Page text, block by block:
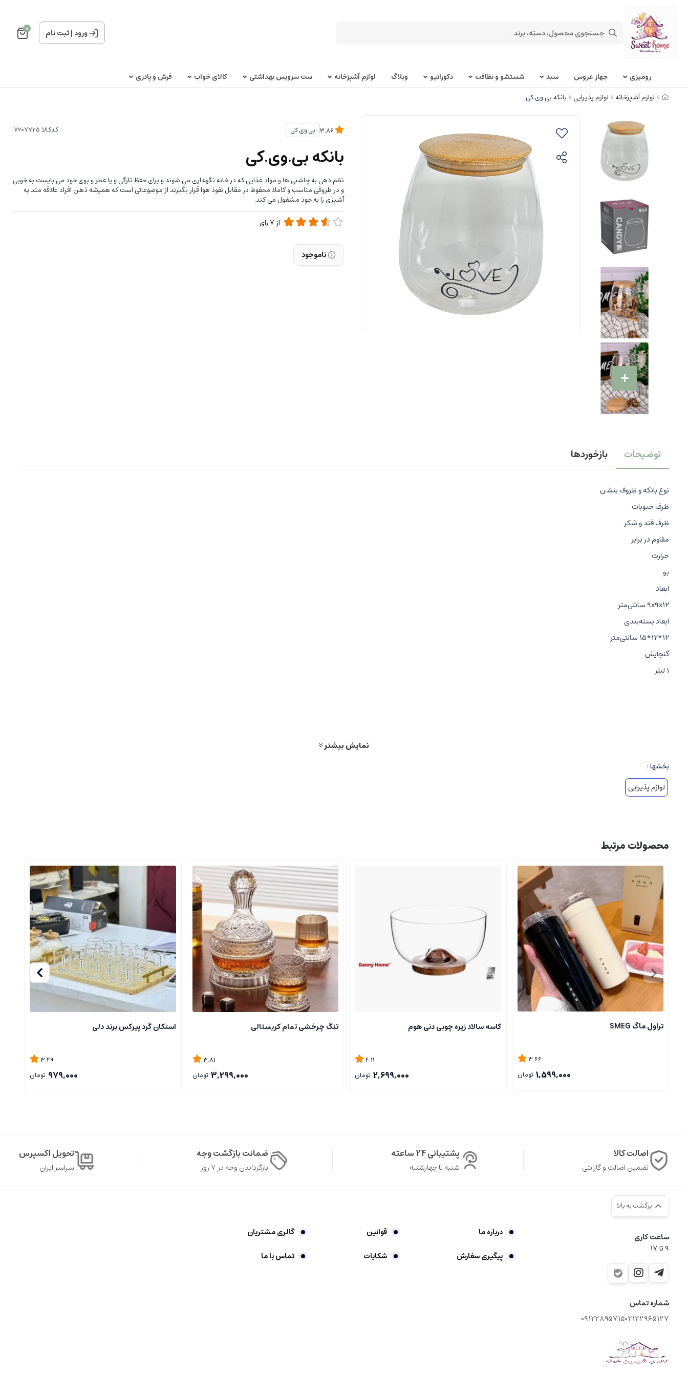
ورود|ثبت نام 0
روميزی جهاز عروس سبد شستشو و نظافت دکوراتیو وبلاگ لوازم آشپزخانه ست سرویس بهداشتی کالای خواب
فرش و پادری
لوازم آشپزخانه
لوازم پذیرایی بانکه بی.وی.کی
بی وی کی کدکالا:
بانکه بی.وی.کی
نظم دهی به چاشنی ها و مواد غذایی که در خانه نگهداری می شوند و برای حفظ تازگی و یا عطر و بوی خود می بایست به خوبی
و در ظروفی مناسب و کاملا محفوظ در مقابل نفوذ هوا قرار بگیرند از موضوعاتی است که همیشه ذهن افراد علاقه مند به
آشپزی را به خود مشغول می کند.
از7رای
ناموجود
توضیحات بازخوردها
نوع بانکه و ظروف بنشن
ظرف حبوبات
ظرف قند و شکر
مقاوم در برابر
حرارت
بو
ابعاد
۹x۹x۱۲ سانتی‌متر
ابعاد بسته‌بندی
۱۲*۱۲*۱۵ سانتی‌متر
گنجایش
۱ لیتر
نمایش بیشتر
بخشها :
لوازم پذیرایی
محصولات مرتبط
تراول ماگ SMEG
3.66
1,599,000 تومان
کاسه سالاد زیره چوبی دنی هوم
4.11
2,699,000 تومان
تنگ چرخشی تمام کریستالی
3.81
3,299,000 تومان
استکان گرد پیرکس برند دلی
3.49
979,000 تومان
اصالت کالا
تضمین اصالت و گارانتی
پشتیبانی 24 ساعته
شنبه تا چهارشنبه
ضمانت بازگشت وجه
بازگرداندن وجه در ۷ روز
تحویل اکسپرس
سراسر ایران
برگشت به بالا
ساعت کاری
9‌ تا ۱۷
شماره تماس
02122965127
09122895715
درباره ما قوانین
گالری مشتریان
پیگیری سفارش
شکایات تماس با ما